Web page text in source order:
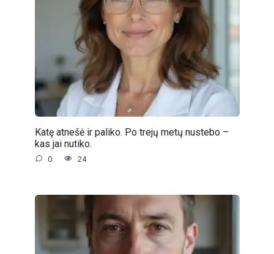
Katę atnešė ir paliko. Po trejų metų nustebo –
kas jai nutiko.
0 24